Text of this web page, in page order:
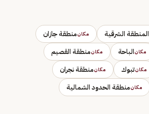
المنطقة الشرقية مكانمنطقة جازان
مكانالباحة مكانمنطقة القصيم
مكانتبوك مكانمنطقة نجران
مكانمنطقة الحدود الشمالية